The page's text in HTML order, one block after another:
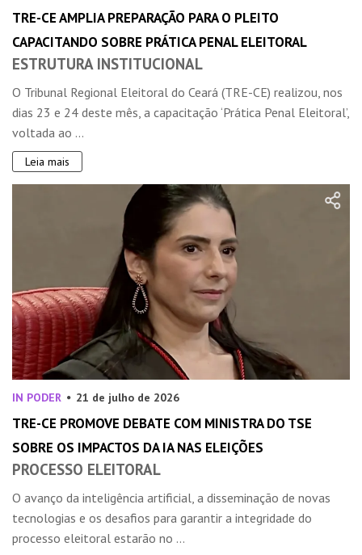
TRE-CE AMPLIA PREPARAÇÃO PARA O PLEITO
CAPACITANDO SOBRE PRÁTICA PENAL ELEITORAL
ESTRUTURA INSTITUCIONAL
O Tribunal Regional Eleitoral do Ceará (TRE-CE) realizou, nos
dias 23 e 24 deste mês, a capacitação ‘Prática Penal Eleitoral’,
voltada ao ...
Leia mais
IN PODER 21 de julho de 2026
TRE-CE PROMOVE DEBATE COM MINISTRA DO TSE
SOBRE OS IMPACTOS DA IA NAS ELEIÇÕES
PROCESSO ELEITORAL
O avanço da inteligência artificial, a disseminação de novas
tecnologias e os desafios para garantir a integridade do
processo eleitoral estarão no ...